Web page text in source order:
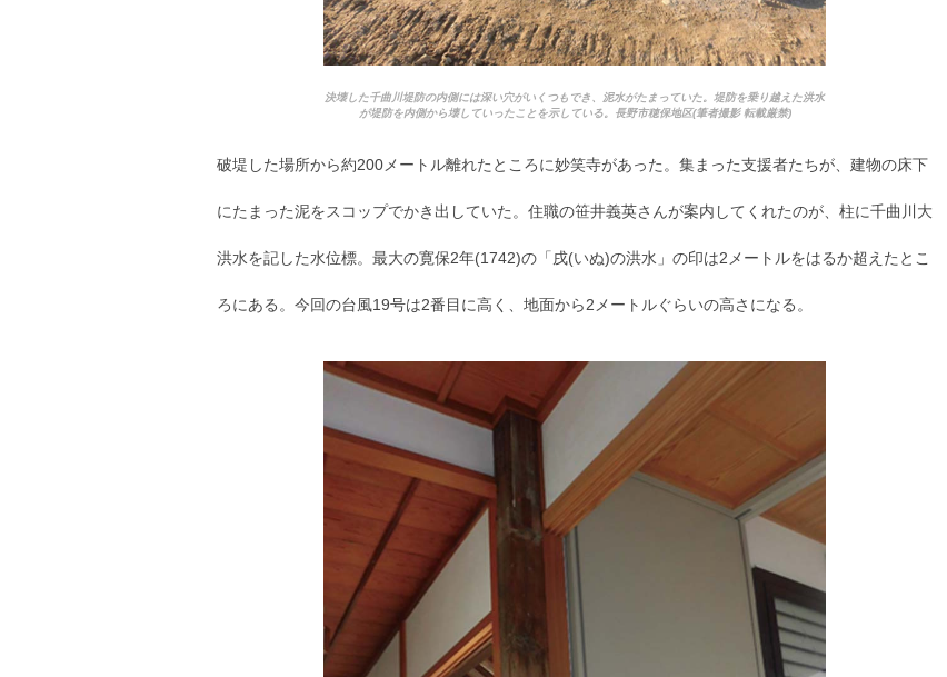
決壊した千曲川堤防の内側には深い穴がいくつもでき、泥水がたまっていた。堤防を乗り越えた洪水
が堤防を内側から壊していったことを示している。長野市穂保地区(筆者撮影 転載厳禁)
破堤した場所から約200メートル離れたところに妙笑寺があった。集まった支援者たちが、建物の床下
にたまった泥をスコップでかき出していた。住職の笹井義英さんが案内してくれたのが、柱に千曲川大
洪水を記した水位標。最大の寛保2年(1742)の「戌(いぬ)の洪水」の印は2メートルをはるか超えたとこ
ろにある。今回の台風19号は2番目に高く、地面から2メートルぐらいの高さになる。